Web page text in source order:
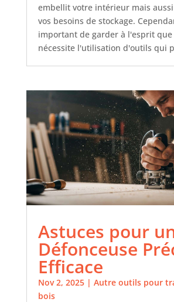
embellit votre intérieur mais
vos besoins de stockage.
important de garder à l'esprit
nécessite l'utilisation d'outils qui
Astuces pour
Défonceuse
Efficace
Nov 2, 2025| Autre outils pour
bois